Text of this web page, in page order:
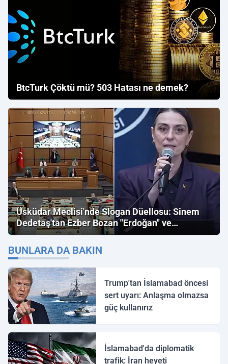
BtcTurk Çöktü mü? 503 Hatası ne demek?
Üsküdar Meclisi'nde Slogan Düellosu: Sinem
Dedetaş'tan Ezber Bozan "Erdoğan" ve
"İmamoğlu" Çıkışı!
BUNLARA DA BAKIN
Trump'tan İslamabad öncesi
sert uyarı: Anlaşma olmazsa
güç kullanırız
İslamabad'da diplomatik
trafik: İran heyeti